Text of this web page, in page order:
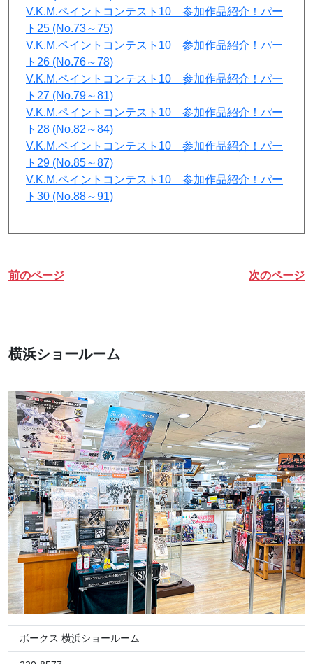
V.K.M.ペイントコンテスト10 参加作品紹介！パー
ト25 (No.73～75)
V.K.M.ペイントコンテスト10 参加作品紹介！パー
ト26 (No.76～78)
V.K.M.ペイントコンテスト10 参加作品紹介！パー
ト27 (No.79～81)
V.K.M.ペイントコンテスト10 参加作品紹介！パー
ト28 (No.82～84)
V.K.M.ペイントコンテスト10 参加作品紹介！パー
ト29 (No.85～87)
V.K.M.ペイントコンテスト10 参加作品紹介！パー
ト30 (No.88～91)
前のページ 次のページ
横浜ショールーム
ボークス 横浜ショールーム